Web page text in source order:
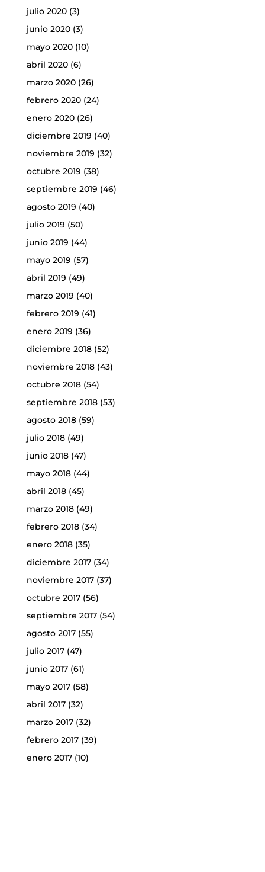
julio 2020(3)
junio 2020(3)
mayo 2020(10)
abril 2020(6)
marzo 2020(26)
febrero 2020(24)
enero 2020(26)
diciembre 2019 (40)
noviembre 2019 (32)
octubre 2019 (38)
septiembre 2019 (46)
agosto 2019 (40)
julio 2019 (50)
junio 2019 (44)
mayo 2019 (57)
abril 2019 (49)
marzo 2019 (40)
febrero 2019 (41)
enero 2019 (36)
diciembre 2018(52)
noviembre 2018(43)
octubre 2018(54)
septiembre 2018(53)
agosto 2018(59)
julio 2018(49)
junio 2018(47)
mayo 2018(44)
abril 2018(45)
marzo 2018(49)
febrero 2018(34)
enero 2018(35)
diciembre 2017(34)
noviembre 2017(37)
octubre 2017(56)
septiembre 2017(54)
agosto 2017(55)
julio 2017(47)
junio 2017(61)
mayo 2017(58)
abril 2017(32)
marzo 2017(32)
febrero 2017(39)
enero 2017(10)